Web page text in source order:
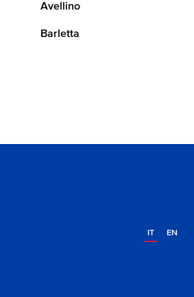
Avellino
Barletta
IT EN